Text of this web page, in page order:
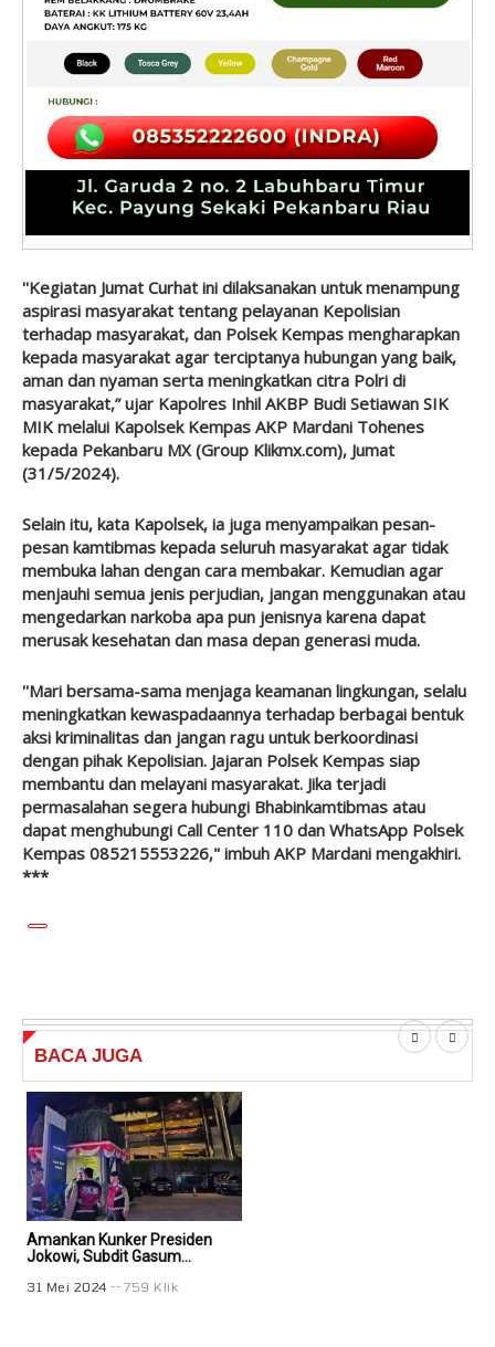
''Kegiatan Jumat Curhat ini dilaksanakan untuk menampung
aspirasi masyarakat tentang pelayanan Kepolisian
terhadap masyarakat, dan Polsek Kempas mengharapkan
kepada masyarakat agar terciptanya hubungan yang baik,
aman dan nyaman serta meningkatkan citra Polri di
masyarakat,” ujar Kapolres Inhil AKBP Budi Setiawan SIK
MIK melalui Kapolsek Kempas AKP Mardani Tohenes
kepada Pekanbaru MX (Group Klikmx.com), Jumat
(31/5/2024).
Selain itu, kata Kapolsek, ia juga menyampaikan pesan-
pesan kamtibmas kepada seluruh masyarakat agar tidak
membuka lahan dengan cara membakar. Kemudian agar
menjauhi semua jenis perjudian, jangan menggunakan atau
mengedarkan narkoba apa pun jenisnya karena dapat
merusak kesehatan dan masa depan generasi muda.
''Mari bersama-sama menjaga keamanan lingkungan, selalu
meningkatkan kewaspadaannya terhadap berbagai bentuk
aksi kriminalitas dan jangan ragu untuk berkoordinasi
dengan pihak Kepolisian. Jajaran Polsek Kempas siap
membantu dan melayani masyarakat. Jika terjadi
permasalahan segera hubungi Bhabinkamtibmas atau
dapat menghubungi Call Center 110 dan WhatsApp Polsek
Kempas 085215553226," imbuh AKP Mardani mengakhiri.
***
BACA JUGA
Amankan Kunker Presiden
Jokowi, Subdit Gasum...
31 Mei 2024 759 Klik